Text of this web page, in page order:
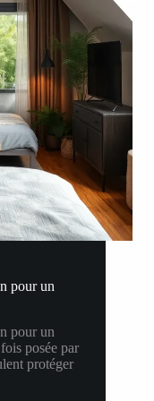
pour un
pour un
posée par
protéger